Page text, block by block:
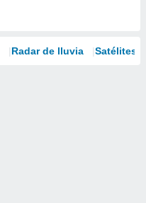
Radar de lluvia Satélites